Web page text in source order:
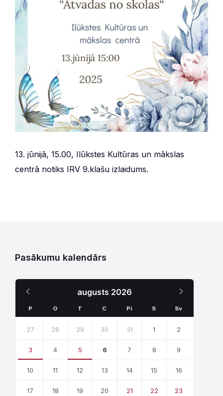
13. jūnijā, 15.00, Ilūkstes Kultūras un mākslas
centrā notiks IRV 9.klašu izlaidums.
Pasākumu kalendārs
augusts 2026
Mēnesis
P O T C Pi S Sv
calendar
27 28 29 30 31 1 2
3 4 5 6 7 8 9
10 11 12 13 14 15 16
17 18 19 20 21 22 23